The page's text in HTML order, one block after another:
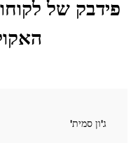
פידבק של
ג'ון סמית'